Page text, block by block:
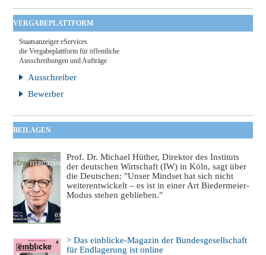
VERGABEPLATTFORM
Staatsanzeiger eServices
die Vergabeplattform für öffentliche
Ausschreibungen und Aufträge
Ausschreiber
Bewerber
BEILAGEN
Prof. Dr. Michael Hüther, Direktor des Instituts
der deutschen Wirtschaft (IW) in Köln, sagt über
die Deutschen: "Unser Mindset hat sich nicht
weiterentwickelt – es ist in einer Art Biedermeier-
Modus stehen geblieben."
> Das einblicke-Magazin der Bundesgesellschaft
für Endlagerung ist online